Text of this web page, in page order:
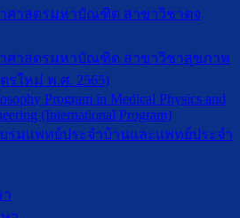
ศาสตรมหาบัณฑิต สาขาวิชาตจ
ศาสตรมหาบัณฑิต สาขาวิชาสุขภาพ
รใหม่ พ.ศ. 2565)
Program in Medical Physics and
(International Program)
รมแพทย์ประจำบ้านและแพทย์ประจำ